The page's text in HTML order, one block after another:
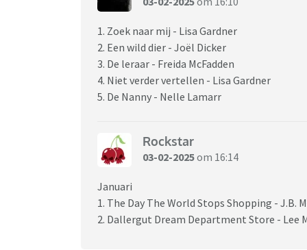
1. Zoek naar mij - Lisa Gardner
2. Een wild dier - Joël Dicker
3. De leraar - Freida McFadden
4. Niet verder vertellen - Lisa Gardner
5. De Nanny - Nelle Lamarr
Rockstar
03-02-2025om 16:14
Januari
1. The Day The World Stops Shopping - J.B.
2. Dallergut Dream Department Store - Lee